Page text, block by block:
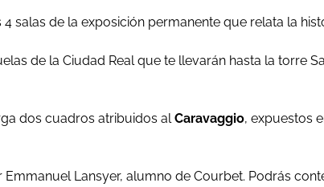
salas de la exposición permanente que relata la
de la Ciudad Real que te llevarán hasta la torre
dos cuadros atribuidos alCaravaggio, expuestos
Lansyer, alumno de Courbet. Podrás